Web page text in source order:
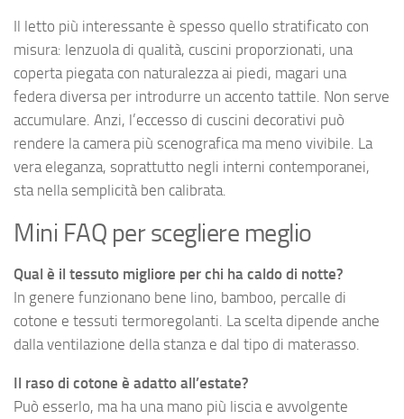
Il letto più interessante è spesso quello stratificato con
misura: lenzuola di qualità, cuscini proporzionati, una
coperta piegata con naturalezza ai piedi, magari una
federa diversa per introdurre un accento tattile. Non serve
accumulare. Anzi, l’eccesso di cuscini decorativi può
rendere la camera più scenografica ma meno vivibile. La
vera eleganza, soprattutto negli interni contemporanei,
sta nella semplicità ben calibrata.
Mini FAQ per scegliere meglio
Qual è il tessuto migliore per chi ha caldo di notte?
In genere funzionano bene lino, bamboo, percalle di
cotone e tessuti termoregolanti. La scelta dipende anche
dalla ventilazione della stanza e dal tipo di materasso.
Il raso di cotone è adatto all’estate?
Può esserlo, ma ha una mano più liscia e avvolgente